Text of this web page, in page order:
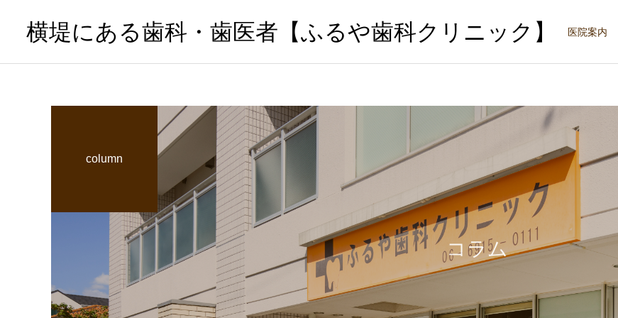
横堤にある歯科・歯医者【ふるや歯科クリニック】 医院案内
サービスサンプル4 サービスサンプル3 サービスサンプル2
小児歯科
子供の歯列矯正はいつから
始める？小児矯正のベスト
な開始時期
小児歯科
乳歯がグラグラしているの
に抜けない！よくある原因
と対処法
虫歯治療
虫歯C2の痛みはどれくら
い？症状や受診の目安を解
説
コラム
column